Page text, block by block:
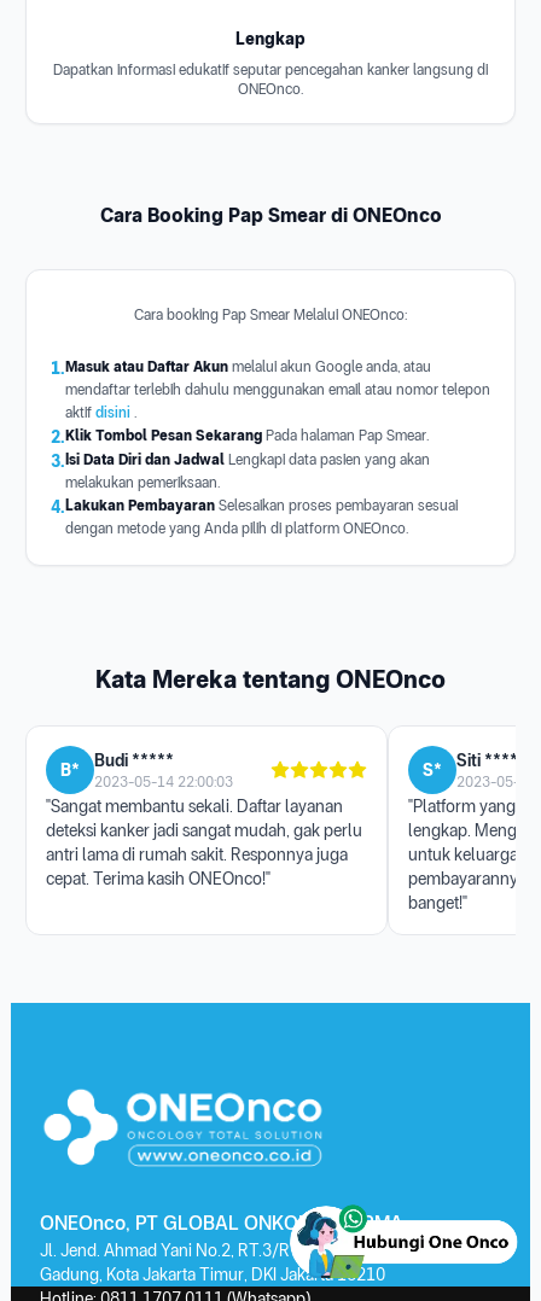
Lengkap
Dapatkan informasi edukatif seputar pencegahan kanker langsung di
ONEOnco.
Cara Booking Pap Smear di ONEOnco
Cara booking Pap Smear Melalui ONEOnco:
1. Masuk atau Daftar Akun melalui akun Google anda, atau
mendaftar terlebih dahulu menggunakan email atau nomor telepon
aktif disini .
2. Klik Tombol Pesan Sekarang Pada halaman Pap Smear.
3. Isi Data Diri dan Jadwal Lengkapi data pasien yang akan
melakukan pemeriksaan.
4. Lakukan Pembayaran Selesaikan proses pembayaran sesuai
dengan metode yang Anda pilih di platform ONEOnco.
Kata Mereka tentang ONEOnco
B* Budi *****
2023-05-14 22:00:03
"Sangat membantu sekali. Daftar layanan
deteksi kanker jadi sangat mudah, gak perlu
antri lama di rumah sakit. Responnya juga
cepat. Terima kasih ONEOnco!"
S* Siti ******
2023-05-17
"Platform yang
lengkap.
untuk keluarga,
pembayarannya
banget!"
ONEOnco, PT GLOBAL ONKOLAB FARMA
Jl. Jend. Ahmad Yani No.2, RT.3/RW.13, Kayu Putih, Kec. Pulo
Gadung, Kota Jakarta Timur, DKI Jakarta 13210